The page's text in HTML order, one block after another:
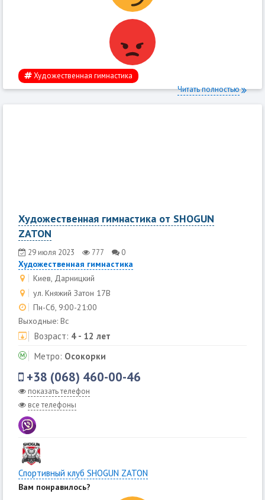
Художественная гимнастика
Читать полностью
Художественная гимнастика от SHOGUN
ZATON
29 июля 2023 777 0
Художественная гимнастика
Киев, Дарницкий
ул. Княжий Затон 17В
Пн-Сб, 9:00-21:00
Выходные: Вс
Возраст: 4 - 12 лет
Метро: Осокорки
+38 (068) 460-00-46
показать телефон
все телефоны
Спортивный клуб SHOGUN ZATON
Вам понравилось?